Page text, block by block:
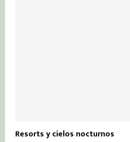
Resorts y cielos nocturnos